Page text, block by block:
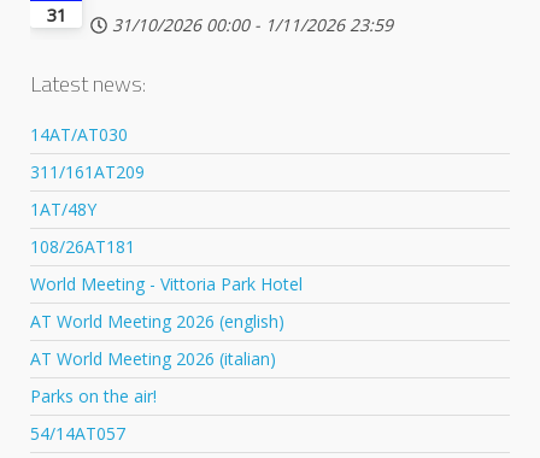
31
31/10/2026 00:00 - 1/11/2026 23:59
Latest news:
14AT/AT030
311/161AT209
1AT/48Y
108/26AT181
World Meeting - Vittoria Park Hotel
AT World Meeting 2026 (english)
AT World Meeting 2026 (italian)
Parks on the air!
54/14AT057